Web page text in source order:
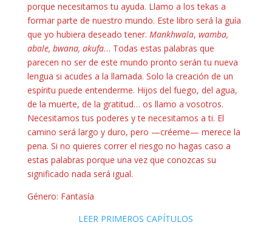
porque necesitamos tu ayuda. Llamo a los tekas a
formar parte de nuestro mundo. Este libro será la guía
que yo hubiera deseado tener. Mankhwala, wamba,
abale, bwana, akufa… Todas estas palabras que
parecen no ser de este mundo pronto serán tu nueva
lengua si acudes a la llamada. Solo la creación de un
espíritu puede entenderme. Hijos del fuego, del agua,
de la muerte, de la gratitud… os llamo a vosotros.
Necesitamos tus poderes y te necesitamos a ti. El
camino será largo y duro, pero —créeme— merece la
pena. Si no quieres correr el riesgo no hagas caso a
estas palabras porque una vez que conozcas su
significado nada será igual.
Género: Fantasía
LEER PRIMEROS CAPÍTULOS